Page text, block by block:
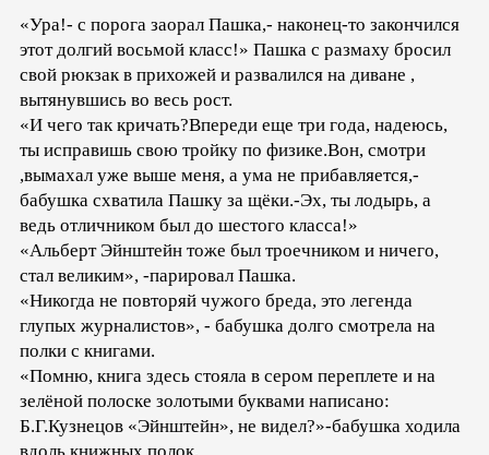
«Ура!- с порога заорал Пашка,- наконец-то закончился
этот долгий восьмой класс!» Пашка с размаху бросил
свой рюкзак в прихожей и развалился на диване ,
вытянувшись во весь рост.
«И чего так кричать?Впереди еще три года, надеюсь,
ты исправишь свою тройку по физике.Вон, смотри
,вымахал уже выше меня, а ума не прибавляется,-
бабушка схватила Пашку за щёки.-Эх, ты лодырь, а
ведь отличником был до шестого класса!»
«Альберт Эйнштейн тоже был троечником и ничего,
стал великим», -парировал Пашка.
«Никогда не повторяй чужого бреда, это легенда
глупых журналистов», - бабушка долго смотрела на
полки с книгами.
«Помню, книга здесь стояла в сером переплете и на
зелёной полоске золотыми буквами написано:
Б.Г.Кузнецов «Эйнштейн», не видел?»-бабушка ходила